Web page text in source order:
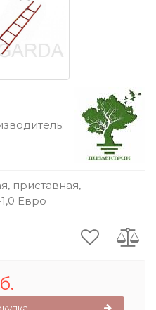
приставная,
Евро